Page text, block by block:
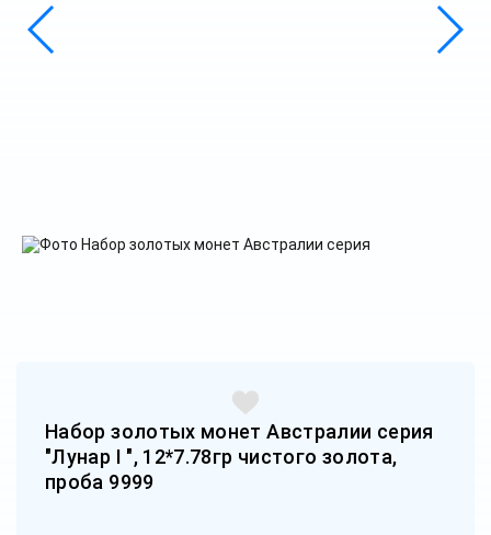
Набор золотых монет Австралии серия
"Лунар I ", 12*7.78гр чистого золота,
проба 9999